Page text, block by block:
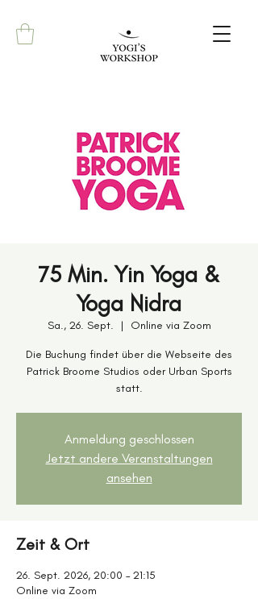
75 Min. Yin Yoga &
Yoga Nidra
Sa., 26. Sept.
  |
Online via Zoom
Die Buchung findet über die Webseite des
Patrick Broome Studios oder Urban Sports
statt.
Anmeldung geschlossen
Jetzt andere Veranstaltungen
ansehen
Zeit & Ort
26. Sept. 2026, 20:00 – 21:15
Online via Zoom